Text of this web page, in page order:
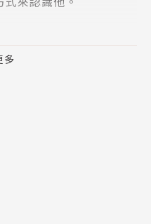
典
用眼睛，看不見真正重
式，打開心靈的眼睛，
人的生活經驗，在書寫
最獨特的表達方式。
多